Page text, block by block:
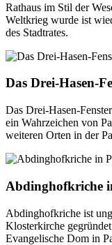
Rathaus im Stil der
Weltkrieg wurde ist
des Stadtrates.
Das Drei-Hasen-
Das Drei-Hasen-
ein Wahrzeichen von
weiteren Orten in der
Abdinghofkriche
Abdinghofkriche ist
Klosterkirche
Evangelische Dom in